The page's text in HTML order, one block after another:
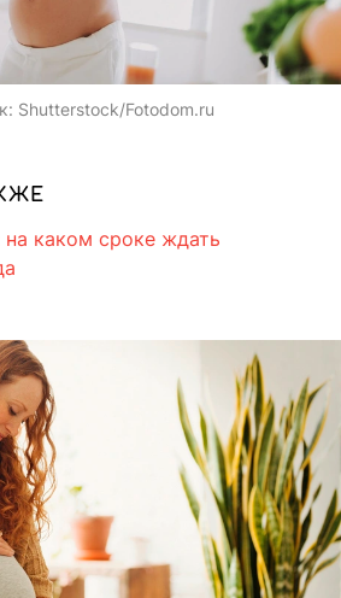
Shutterstock/Fotodom.ru
на каком сроке ждать